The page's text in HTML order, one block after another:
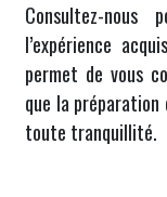
Consultez-nous
l’expérience
permet de vous
que la
toute tranquillité.